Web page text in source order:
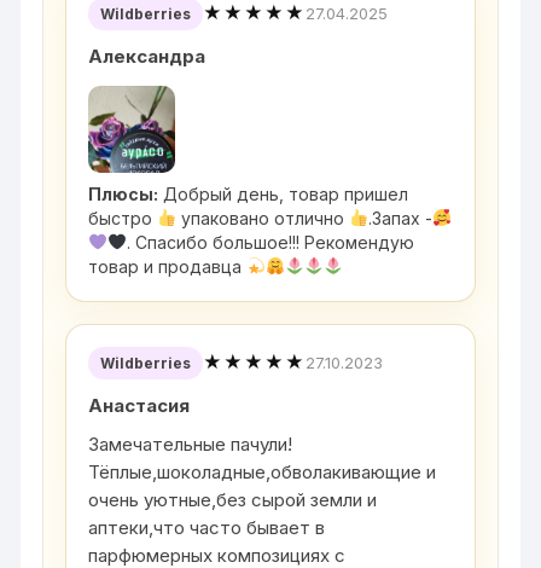
Wildberries ★★★★★ 27.04.2025
Александра
Плюсы: Добрый день, товар пришел
быстро
упаковано отлично
.Запах -
. Спасибо большое!!! Рекомендую
товар и продавца
Wildberries ★★★★★ 27.10.2023
Анастасия
Замечательные пачули!
Тёплые,шоколадные,обволакивающие и
очень уютные,без сырой земли и
аптеки,что часто бывает в
парфюмерных композициях с